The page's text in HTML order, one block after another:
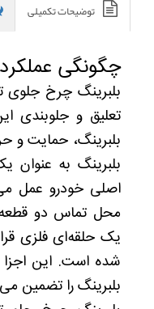
توضیحات تکمیلی
چگونگی
بلبرینگ چرخ جلوی
تعلیق و جلوبندی
بلبرینگ، حمایت
بلبرینگ به
اصلی خودرو عمل
محل تماس دو
یک حلقه‌ای فلزی
شده است. این اجزا
بلبرینگ را تضمین